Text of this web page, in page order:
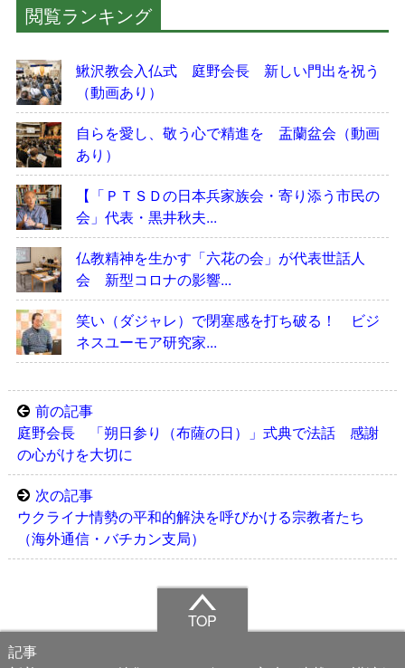
閲覧ランキング
鰍沢教会入仏式 庭野会長 新しい門出を祝う
（動画あり）
自らを愛し、敬う心で精進を 盂蘭盆会（動画
あり）
【「ＰＴＳＤの日本兵家族会・寄り添う市民の
会」代表・黒井秋夫...
仏教精神を生かす「六花の会」が代表世話人
会 新型コロナの影響...
笑い（ダジャレ）で閉塞感を打ち破る！ ビジ
ネスユーモア研究家...
前の記事
庭野会長 「朔日参り（布薩の日）」式典で法話 感謝
の心がけを大切に
次の記事
ウクライナ情勢の平和的解決を呼びかける宗教者たち
（海外通信・バチカン支局）
TOP
記事